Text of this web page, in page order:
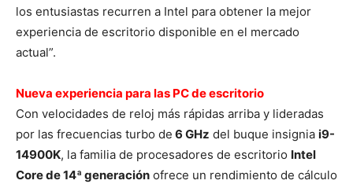
los entusiastas recurren a Intel para obtener la mejor
experiencia de escritorio disponible en el mercado
actual”.
Nueva experiencia para las PC de escritorio
Con velocidades de reloj más rápidas arriba y lideradas
por las frecuencias turbo de 6 GHz del buque insignia i9-
14900K, la familia de procesadores de escritorio Intel
Core de 14ª generación ofrece un rendimiento de cálculo